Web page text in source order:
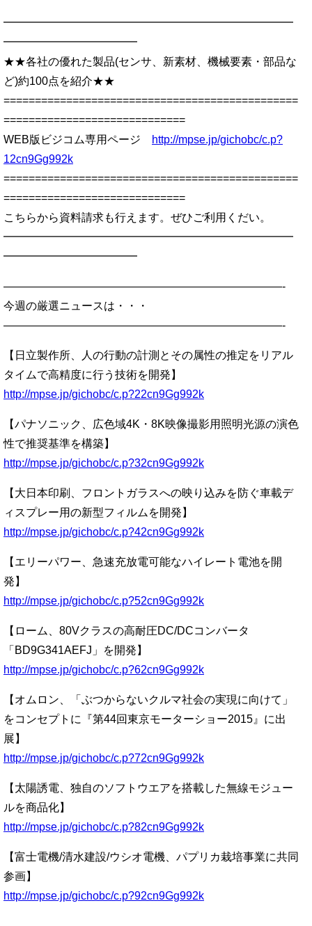
━━━━━━━━━━━━━━━━━━━━━━━━━━
━━━━━━━━━━━━
★★各社の優れた製品(センサ、新素材、機械要素・部品な
ど)約100点を紹介★★
===============================================
=============================
WEB版ビジコム専用ページ
http://mpse.jp/gichobc/c.p?
12cn9Gg992k
===============================================
=============================
こちらから資料請求も行えます。ぜひご利用くだい。
━━━━━━━━━━━━━━━━━━━━━━━━━━
━━━━━━━━━━━━
—————————————————————————-
今週の厳選ニュースは・・・
—————————————————————————-
【日立製作所、人の行動の計測とその属性の推定をリアル
タイムで高精度に行う技術を開発】
http://mpse.jp/gichobc/c.p?22cn9Gg992k
【パナソニック、広色域4K・8K映像撮影用照明光源の演色
性で推奨基準を構築】
http://mpse.jp/gichobc/c.p?32cn9Gg992k
【大日本印刷、フロントガラスへの映り込みを防ぐ車載デ
ィスプレー用の新型フィルムを開発】
http://mpse.jp/gichobc/c.p?42cn9Gg992k
【エリーパワー、急速充放電可能なハイレート電池を開
発】
http://mpse.jp/gichobc/c.p?52cn9Gg992k
【ローム、80Vクラスの高耐圧DC/DCコンバータ
「BD9G341AEFJ」を開発】
http://mpse.jp/gichobc/c.p?62cn9Gg992k
【オムロン、「ぶつからないクルマ社会の実現に向けて」
をコンセプトに『第44回東京モーターショー2015』に出
展】
http://mpse.jp/gichobc/c.p?72cn9Gg992k
【太陽誘電、独自のソフトウエアを搭載した無線モジュー
ルを商品化】
http://mpse.jp/gichobc/c.p?82cn9Gg992k
【富士電機/清水建設/ウシオ電機、パプリカ栽培事業に共同
参画】
http://mpse.jp/gichobc/c.p?92cn9Gg992k